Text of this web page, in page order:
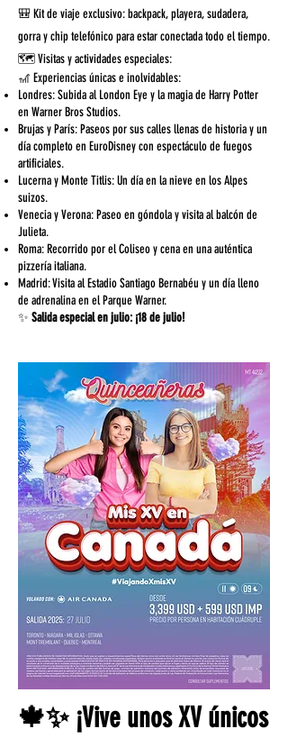
🎒 Kit de viaje exclusivo: backpack, playera, sudadera,
gorra y chip telefónico para estar conectada todo el tiempo.
🗺️ Visitas y actividades especiales:
🎢 Experiencias únicas e inolvidables:
Londres: Subida al London Eye y la magia de Harry Potter
en Warner Bros Studios.
Brujas y París: Paseos por sus calles llenas de historia y un
día completo en EuroDisney con espectáculo de fuegos
artificiales.
Lucerna y Monte Titlis: Un día en la nieve en los Alpes
suizos.
Venecia y Verona: Paseo en góndola y visita al balcón de
Julieta.
Roma: Recorrido por el Coliseo y cena en una auténtica
pizzería italiana.
Madrid: Visita al Estadio Santiago Bernabéu y un día lleno
de adrenalina en el Parque Warner.
✨ Salida especial en julio: ¡18 de julio!
🍁✨ ¡Vive unos XV únicos